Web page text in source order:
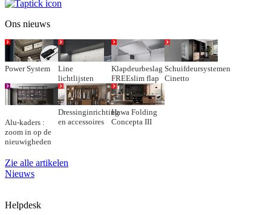
Ons nieuws
Power System
Line
lichtlijsten
Klapdeurbeslag
FREEslim flap
Schuifdeursystemen
Cinetto
Alu-kaders :
zoom in op de
nieuwigheden
Dressinginrichting
en accessoires
Hawa Folding
Concepta III
Zie alle artikelen
Nieuws
Helpdesk